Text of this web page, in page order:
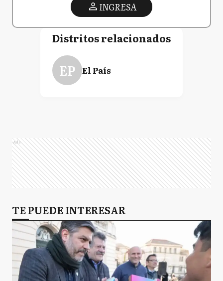
INGRESA
Distritos relacionados
EP El País
Ads
TE PUEDE INTERESAR